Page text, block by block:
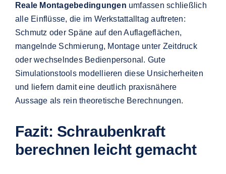
Reale Montagebedingungen umfassen schließlich
alle Einflüsse, die im Werkstattalltag auftreten:
Schmutz oder Späne auf den Auflageflächen,
mangelnde Schmierung, Montage unter Zeitdruck
oder wechselndes Bedienpersonal. Gute
Simulationstools modellieren diese Unsicherheiten
und liefern damit eine deutlich praxisnähere
Aussage als rein theoretische Berechnungen.
Fazit: Schraubenkraft
berechnen leicht gemacht